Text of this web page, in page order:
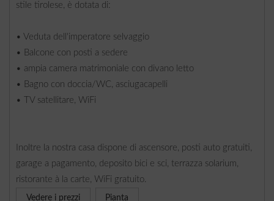
stile tirolese, è dotata di:
• Veduta dell'imperatore selvaggio
• Balcone con posti a sedere
• ampia camera matrimoniale con divano letto
• Bagno con doccia/WC, asciugacapelli
• TV satellitare, WiFi
Inoltre la nostra casa dispone di ascensore, posti auto gratuiti,
garage a pagamento, deposito bici e sci, terrazza solarium,
ristorante à la carte, WiFi gratuito.
Vedere i prezzi Pianta